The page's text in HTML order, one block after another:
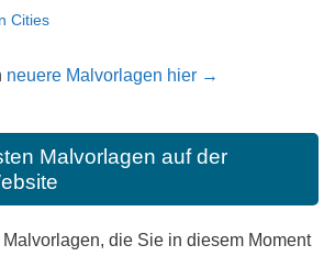
Cities
neuere Malvorlagen hier →
Malvorlagen auf der
die Sie in diesem Moment